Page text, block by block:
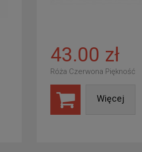
43.00 zł
Róża Czerwona Piękność
Więcej